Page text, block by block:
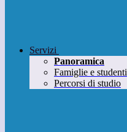
Servizi
Panoramica
Famiglie e studenti
Percorsi di studio